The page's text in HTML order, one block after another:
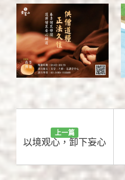
上一篇
以境观心，卸下妄心